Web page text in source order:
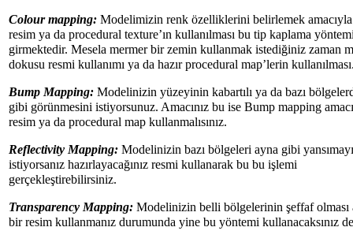
Colour mapping: Modelimizin renk özelliklerini belirlemek
resim ya da procedural texture’ın kullanılması bu tip kaplama
girmektedir. Mesela mermer bir zemin kullanmak istediğiniz zaman
dokusu resmi kullanımı ya da hazır procedural map’lerin
Bump Mapping: Modelinizin yüzeyinin kabartılı ya da bazı
gibi görünmesini istiyorsunuz. Amacınız bu ise Bump mapping
resim ya da procedural map kullanmalısınız.
Reflectivity Mapping: Modelinizin bazı bölgeleri ayna gibi
istiyorsanız hazırlayacağınız resmi kullanarak bu bu işlemi
gerçekleştirebilirsiniz.
Transparency Mapping: Modelinizin belli bölgelerinin şeffaf olması
bir resim kullanmanız durumunda yine bu yöntemi kullanacaksınız